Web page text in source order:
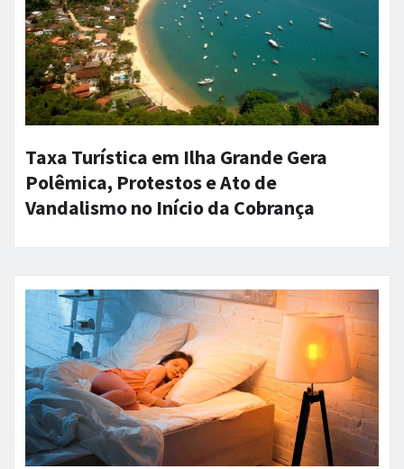
Taxa Turística em Ilha Grande Gera
Polêmica, Protestos e Ato de
Vandalismo no Início da Cobrança